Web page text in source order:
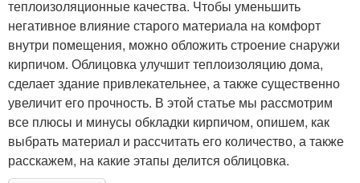
теплоизоляционные качества. Чтобы уменьшить
негативное влияние старого материала на комфорт
внутри помещения, можно обложить строение снаружи
кирпичом. Облицовка улучшит теплоизоляцию дома,
сделает здание привлекательнее, а также существенно
увеличит его прочность. В этой статье мы рассмотрим
все плюсы и минусы обкладки кирпичом, опишем, как
выбрать материал и рассчитать его количество, а также
расскажем, на какие этапы делится облицовка.